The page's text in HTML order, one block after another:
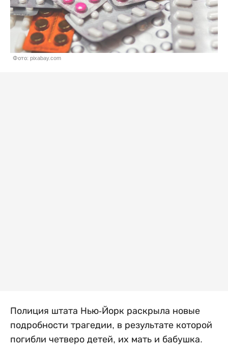
Фото: pixabay.com
Полиция штата Нью-Йорк раскрыла новые
подробности трагедии, в результате которой
погибли четверо детей, их мать и бабушка.